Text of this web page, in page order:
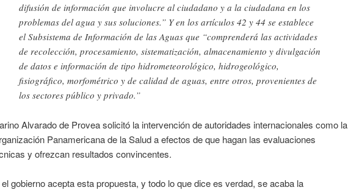
difusión de información que involucre al ciudadano y a la ciudadana en los
problemas del agua y sus soluciones.” Y en los artículos 42 y 44 se establece
el Subsistema de Información de las Aguas que “comprenderá las actividades
de recolección, procesamiento, sistematización, almacenamiento y divulgación
de datos e información de tipo hidrometeorológico, hidrogeológico,
fisiográfico, morfométrico y de calidad de aguas, entre otros, provenientes de
los sectores público y privado.”
Alvarado de Provea solicitó la intervención de autoridades internacionales como la
Panamericana de la Salud a efectos de que hagan las evaluaciones
y ofrezcan resultados convincentes.
gobierno acepta esta propuesta, y todo lo que dice es verdad, se acaba la